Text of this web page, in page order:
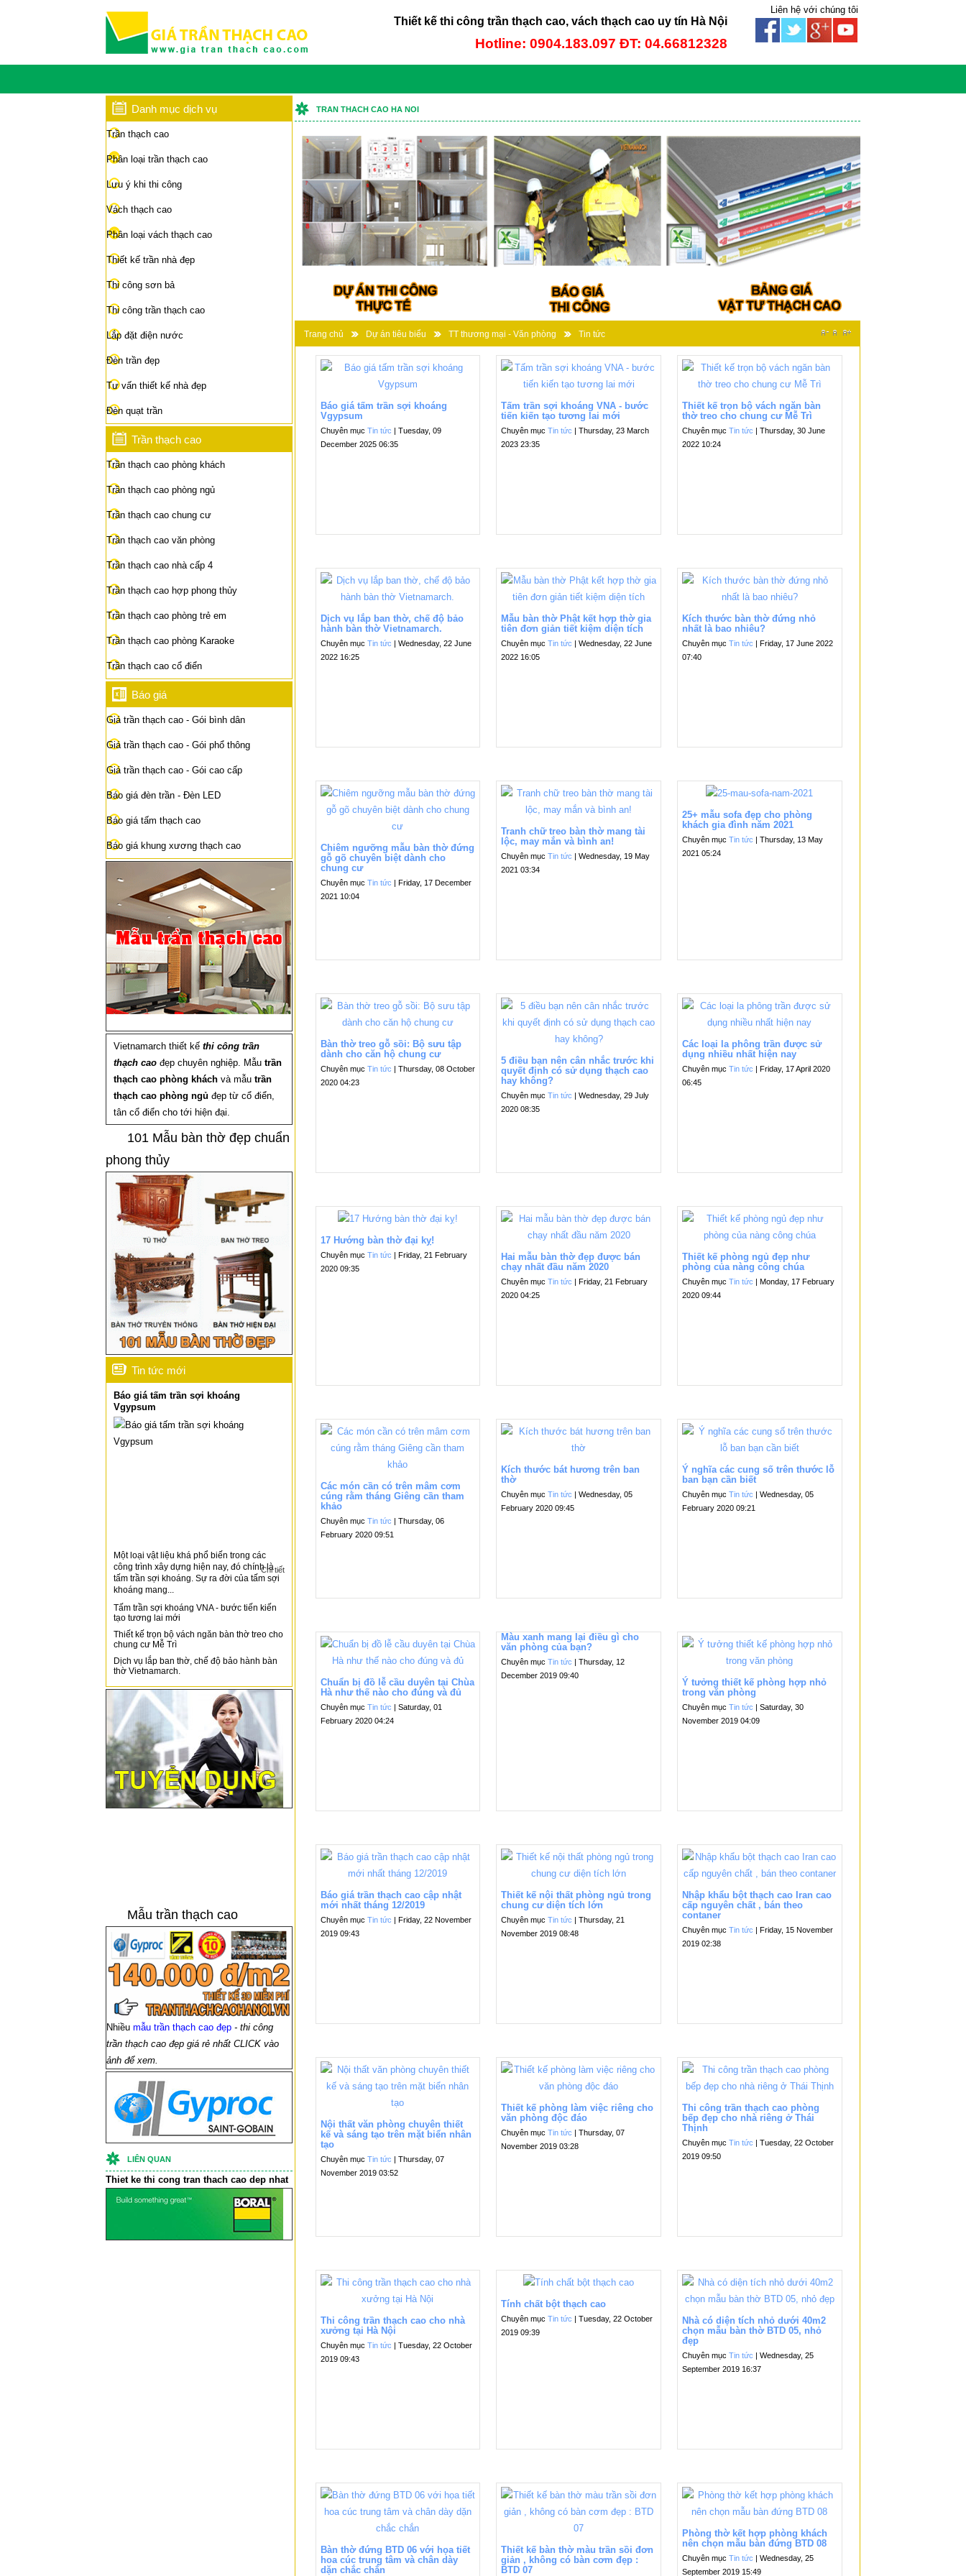
Thiết kế thi công trần thạch cao, vách thạch cao uy tín Hà Nội
Hotline: 0904.183.097 ĐT: 04.66812328
Liên hệ với chúng tôi
Danh mục dịch vụ
Trần thạch cao
Phân loại trần thạch cao
Lưu ý khi thi công
Vách thạch cao
Phân loại vách thạch cao
Thiết kế trần nhà đẹp
Thi công sơn bả
Thi công trần thạch cao
Lắp đặt điện nước
Đèn trần đẹp
Tư vấn thiết kế nhà đẹp
Đèn quạt trần
Trần thạch cao
Trần thạch cao phòng khách
Trần thạch cao phòng ngủ
Trần thạch cao chung cư
Trần thạch cao văn phòng
Trần thạch cao nhà cấp 4
Trần thạch cao hợp phong thủy
Trần thạch cao phòng trẻ em
Trần thạch cao phòng Karaoke
Trần thạch cao cổ điển
Báo giá
Giá trần thạch cao - Gói bình dân
Giá trần thạch cao - Gói phổ thông
Giá trần thạch cao - Gói cao cấp
Báo giá đèn trần - Đèn LED
Báo giá tấm thạch cao
Báo giá khung xương thạch cao
Vietnamarch thiết kế thi công trần
thạch cao đẹp chuyên nghiệp. Mẫu trần
thạch cao phòng khách và mẫu trần
thạch cao phòng ngủ đẹp từ cổ điển,
tân cổ điển cho tới hiện đại.
101 Mẫu bàn thờ đẹp chuẩn
phong thủy
Tin tức mới
Báo giá tấm trần sợi khoáng
Vgypsum
Một loại vật liệu khá phổ biến trong các
công trình xây dựng hiện nay, đó chính là
tấm trần sợi khoáng. Sự ra đời của tấm sợi
khoáng mang...
Chi tiết
Tấm trần sợi khoáng VNA - bước tiến kiến
tạo tương lai mới
Thiết kế trọn bộ vách ngăn bàn thờ treo cho
chung cư Mễ Trì
Dịch vụ lắp ban thờ, chế độ bảo hành bàn
thờ Vietnamarch.
Mẫu trần thạch cao
Nhiều mẫu trần thạch cao đẹp - thi công
trần thạch cao đẹp giá rẻ nhất CLICK vào
ảnh để xem.
LIÊN QUAN
Thiet ke thi cong tran thach cao dep nhat
TRAN THACH CAO HA NOI
Trang chủ Dự án tiêu biểu TT thương mại - Văn phòng Tin tức
Báo giá tấm trần sợi khoáng
Vgypsum
Chuyên mục Tin tức
| Tuesday, 09
December 2025 06:35
Tấm trần sợi khoáng VNA - bước
tiến kiến tạo tương lai mới
Chuyên mục Tin tức
| Thursday, 23 March
2023 23:35
Thiết kế trọn bộ vách ngăn bàn
thờ treo cho chung cư Mễ Trì
Chuyên mục Tin tức
| Thursday, 30 June
2022 10:24
Dịch vụ lắp ban thờ, chế độ bảo
hành bàn thờ Vietnamarch.
Chuyên mục Tin tức
| Wednesday, 22 June
2022 16:25
Mẫu bàn thờ Phật kết hợp thờ gia
tiên đơn giản tiết kiệm diện tích
Chuyên mục Tin tức
| Wednesday, 22 June
2022 16:05
Kích thước bàn thờ đứng nhỏ
nhất là bao nhiêu?
Chuyên mục Tin tức
| Friday, 17 June 2022
07:40
Chiêm ngưỡng mẫu bàn thờ đứng
gỗ gõ chuyên biệt dành cho
chung cư
Chuyên mục Tin tức
| Friday, 17 December
2021 10:04
Tranh chữ treo bàn thờ mang tài
lộc, may mắn và bình an!
Chuyên mục Tin tức
| Wednesday, 19 May
2021 03:34
25+ mẫu sofa đẹp cho phòng
khách gia đình năm 2021
Chuyên mục Tin tức
| Thursday, 13 May
2021 05:24
Bàn thờ treo gỗ sồi: Bộ sưu tập
dành cho căn hộ chung cư
Chuyên mục Tin tức
| Thursday, 08 October
2020 04:23
5 điều bạn nên cân nhắc trước khi
quyết định có sử dụng thạch cao
hay không?
Chuyên mục Tin tức
| Wednesday, 29 July
2020 08:35
Các loại la phông trần được sử
dụng nhiều nhất hiện nay
Chuyên mục Tin tức
| Friday, 17 April 2020
06:45
17 Hướng bàn thờ đại kỵ!
Chuyên mục Tin tức
| Friday, 21 February
2020 09:35
Hai mẫu bàn thờ đẹp được bán
chạy nhất đầu năm 2020
Chuyên mục Tin tức
| Friday, 21 February
2020 04:25
Thiết kế phòng ngủ đẹp như
phòng của nàng công chúa
Chuyên mục Tin tức
| Monday, 17 February
2020 09:44
Các món cần có trên mâm cơm
cúng rằm tháng Giêng cần tham
khảo
Chuyên mục Tin tức
| Thursday, 06
February 2020 09:51
Kích thước bát hương trên ban
thờ
Chuyên mục Tin tức
| Wednesday, 05
February 2020 09:45
Ý nghĩa các cung số trên thước lỗ
ban bạn cần biết
Chuyên mục Tin tức
| Wednesday, 05
February 2020 09:21
Chuẩn bị đồ lễ cầu duyên tại Chùa
Hà như thế nào cho đúng và đủ
Chuyên mục Tin tức
| Saturday, 01
February 2020 04:24
Màu xanh mang lại điều gì cho
văn phòng của bạn?
Chuyên mục Tin tức
| Thursday, 12
December 2019 09:40
Ý tưởng thiết kế phòng hợp nhỏ
trong văn phòng
Chuyên mục Tin tức
| Saturday, 30
November 2019 04:09
Báo giá trần thạch cao cập nhật
mới nhất tháng 12/2019
Chuyên mục Tin tức
| Friday, 22 November
2019 09:43
Thiết kế nội thất phòng ngủ trong
chung cư diện tích lớn
Chuyên mục Tin tức
| Thursday, 21
November 2019 08:48
Nhập khẩu bột thạch cao Iran cao
cấp nguyên chất , bán theo
contaner
Chuyên mục Tin tức
| Friday, 15 November
2019 02:38
Nội thất văn phòng chuyên thiết
kế và sáng tạo trên mặt biển nhân
tạo
Chuyên mục Tin tức
| Thursday, 07
November 2019 03:52
Thiết kế phòng làm việc riêng cho
văn phòng độc đáo
Chuyên mục Tin tức
| Thursday, 07
November 2019 03:28
Thi công trần thạch cao phòng
bếp đẹp cho nhà riêng ở Thái
Thịnh
Chuyên mục Tin tức
| Tuesday, 22 October
2019 09:50
Thi công trần thạch cao cho nhà
xưởng tại Hà Nội
Chuyên mục Tin tức
| Tuesday, 22 October
2019 09:43
Tính chất bột thạch cao
Chuyên mục Tin tức
| Tuesday, 22 October
2019 09:39
Nhà có diện tích nhỏ dưới 40m2
chọn mẫu bàn thờ BTD 05, nhỏ
đẹp
Chuyên mục Tin tức
| Wednesday, 25
September 2019 16:37
Bàn thờ đứng BTD 06 với họa tiết
hoa cúc trung tâm và chân dày
dặn chắc chắn
Thiết kế bàn thờ màu trần sồi đơn
giản , không có bàn cơm đẹp :
BTD 07
Phòng thờ kết hợp phòng khách
nên chọn mẫu bàn đứng BTD 08
Chuyên mục Tin tức
| Wednesday, 25
September 2019 15:49